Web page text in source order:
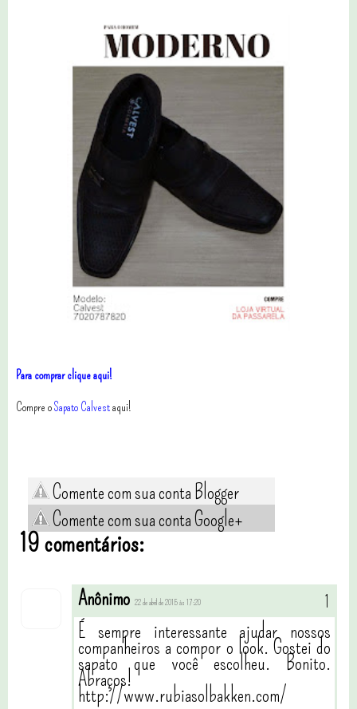
Para comprar clique aqui!
Compre oSapato Calvestaqui!
Comente com sua conta Blogger
Comente com sua conta Google+
19 comentários:
Anônimo 22 de abril de 2015 às 17:20
É sempre interessante ajudar nossos
companheiros a compor o look. Gostei do
sapato que você escolheu. Bonito.
Abraços!
http://www.rubiasolbakken.com/